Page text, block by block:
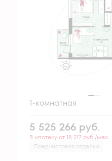
1-комнатная
5 525 266 руб.
В ипотеку от 18 217 руб./мес.
Предчистовая отделка